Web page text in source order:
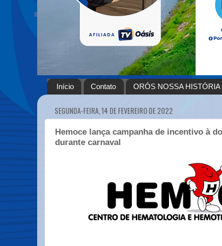
Início Contato ORÓS NOSSA HISTÓRIA
SEGUNDA-FEIRA, 14 DE FEVEREIRO DE 2022
Hemoce lança campanha de incentivo à
durante carnaval